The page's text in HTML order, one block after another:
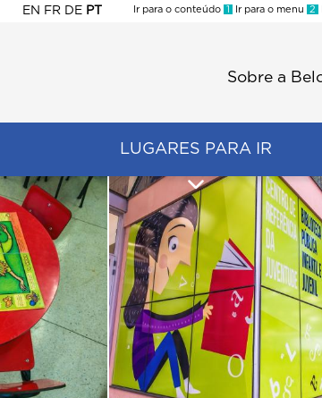
EN FR DE PT
Ir para o conteúdo 1 Ir para o menu 2
Sobre a
LUGARES PARA IR